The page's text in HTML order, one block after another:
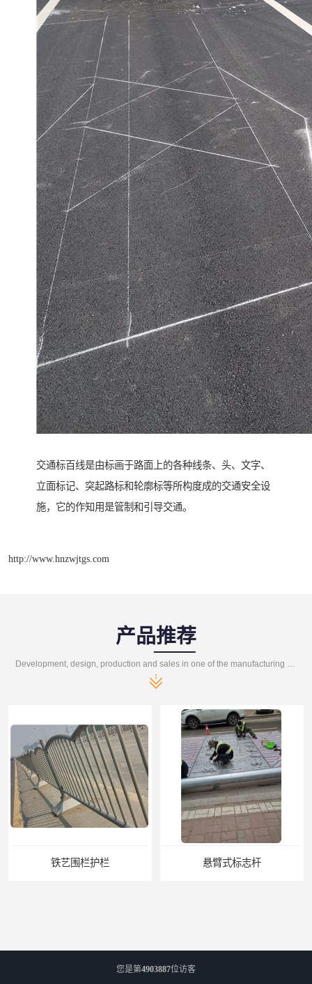
交通标百线是由标画于路面上的各种线条、头、文字、
立面标记、突起路标和轮廓标等所构度成的交通安全设
施，它的作知用是管制和引导交通。
http://www.hnzwjtgs.com
产品推荐
Development, design, production and sales in one of the manufacturing enterprises
悬臂式标志杆
您是第4903887位访客